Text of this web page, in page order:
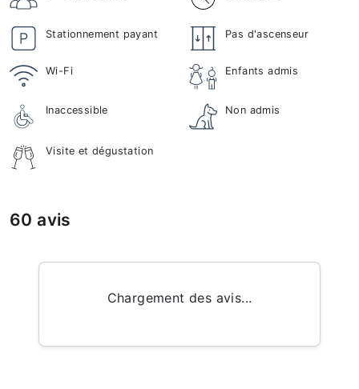
Stationnement payant Pas d'ascenseur
Wi-Fi Enfants admis
Inaccessible Non admis
Visite et dégustation
60 avis
Chargement des avis...